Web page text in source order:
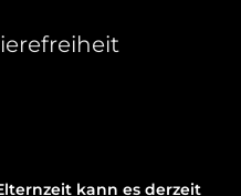
kann es derzeit